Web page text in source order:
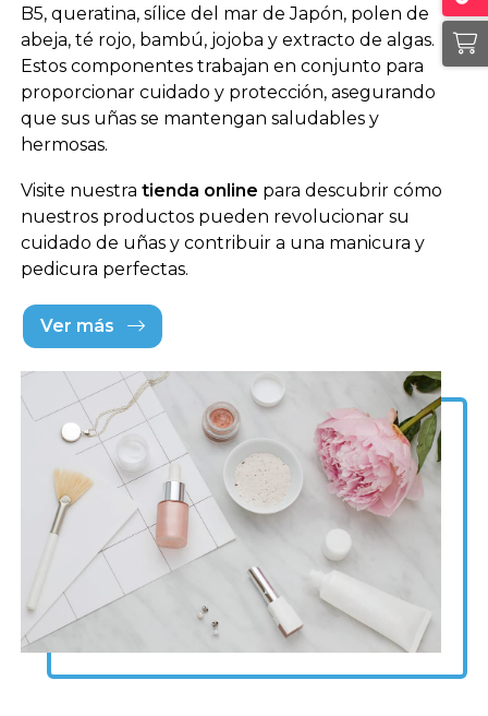
B5, queratina, sílice del mar de Japón, polen de
abeja, té rojo, bambú, jojoba y extracto de algas.
Estos componentes trabajan en conjunto para
proporcionar cuidado y protección, asegurando
que sus uñas se mantengan saludables y
hermosas.
Visite nuestra tienda online para descubrir cómo
nuestros productos pueden revolucionar su
cuidado de uñas y contribuir a una manicura y
pedicura perfectas.
Ver más